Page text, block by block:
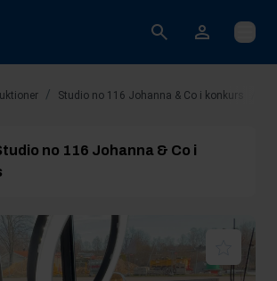
Öppna
/ Studio no 116 Johanna & Co i konkurs
no 116 Johanna & Co i